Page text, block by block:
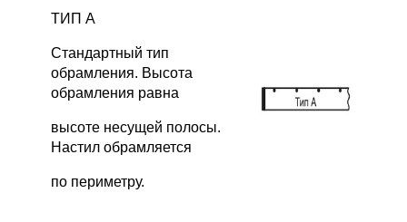
ТИП А
Стандартный тип
обрамления. Высота
обрамления равна
высоте несущей полосы.
Настил обрамляется
по периметру.